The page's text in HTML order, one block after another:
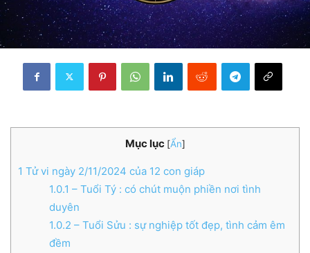
Mục lục [Ẩn]
1 Tử vi ngày 2/11/2024 của 12 con giáp
1.0.1 – Tuổi Tý : có chút muộn phiền nơi tình
duyên
1.0.2 – Tuổi Sửu : sự nghiệp tốt đẹp, tình cảm êm
đềm